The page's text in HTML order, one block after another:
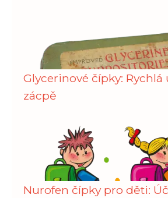
Glycerinové čípky: Rychlá
zácpě
Nurofen čípky pro děti: